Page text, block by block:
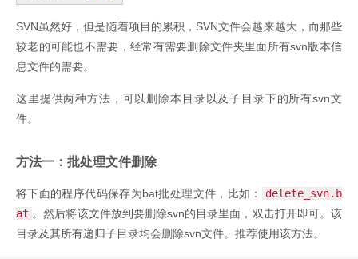
SVN虽然好，但是随着项目的累积，SVN文件会越来越大，而那些
较老的可能也不需要，经常有需要删除文件夹里面所有svn版本信
息文件的需要。
这里提供两种方法，可以删除本目录以及子目录下的所有svn文
件。
方法一：批处理文件删除
将下面的程序代码保存为bat批处理文件，比如：
delete_svn.b
at 。然后将该文件放到要删除svn的目录里面，双击打开即可。该
目录及其所有递归子目录均会删除svn文件。推荐使用该方法。